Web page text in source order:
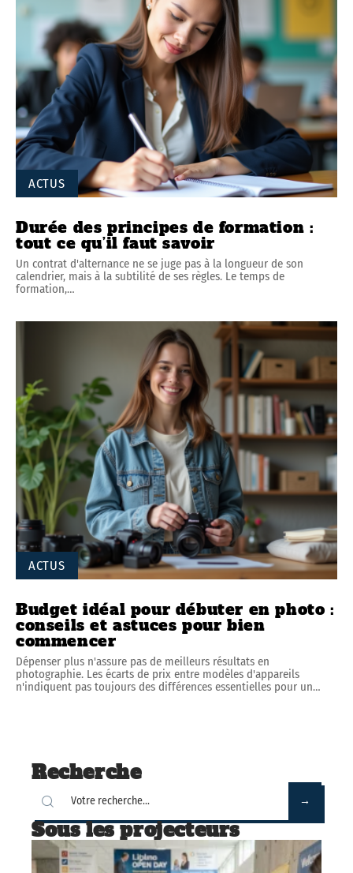
ACTUS
Durée des principes de formation :
tout ce qu’il faut savoir
Un contrat d'alternance ne se juge pas à la longueur de son
calendrier, mais à la subtilité de ses règles. Le temps de
formation,…
ACTUS
Budget idéal pour débuter en photo :
conseils et astuces pour bien
commencer
Dépenser plus n'assure pas de meilleurs résultats en
photographie. Les écarts de prix entre modèles d'appareils
n'indiquent pas toujours des différences essentielles pour un…
Recherche
Sous les projecteurs